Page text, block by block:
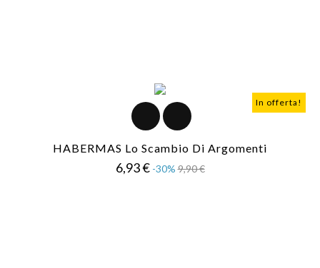
In offerta!
HABERMAS Lo Scambio Di Argomenti
6,93 € Prezzo
-30% 9,90 €Prezzo